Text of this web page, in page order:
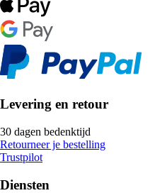
Levering en retour
30 dagen bedenktijd
Retourneer je bestelling
Trustpilot
Diensten